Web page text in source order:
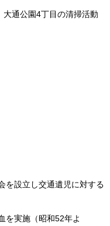
通公園4丁目の清掃活動
を設立し交通遺児に対する
を実施（昭和52年よ